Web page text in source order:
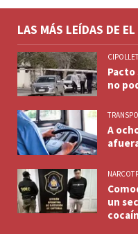
LAS MÁS LEÍDAS DE
no
A
un